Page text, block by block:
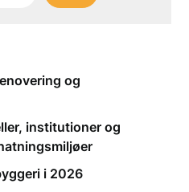
og
institutioner og
i 2026